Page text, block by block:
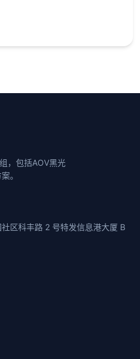
，包括AOV黑光
。
区科丰路 2 号特发信息港大厦 B